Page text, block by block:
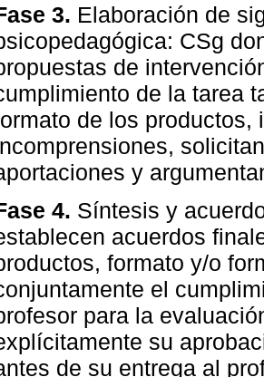
3. Elaboración de
CSg
de
de la tarea
de los productos,
y
4. Síntesis y
acuerdos
formato y/o
el
para la
su
de su entrega al